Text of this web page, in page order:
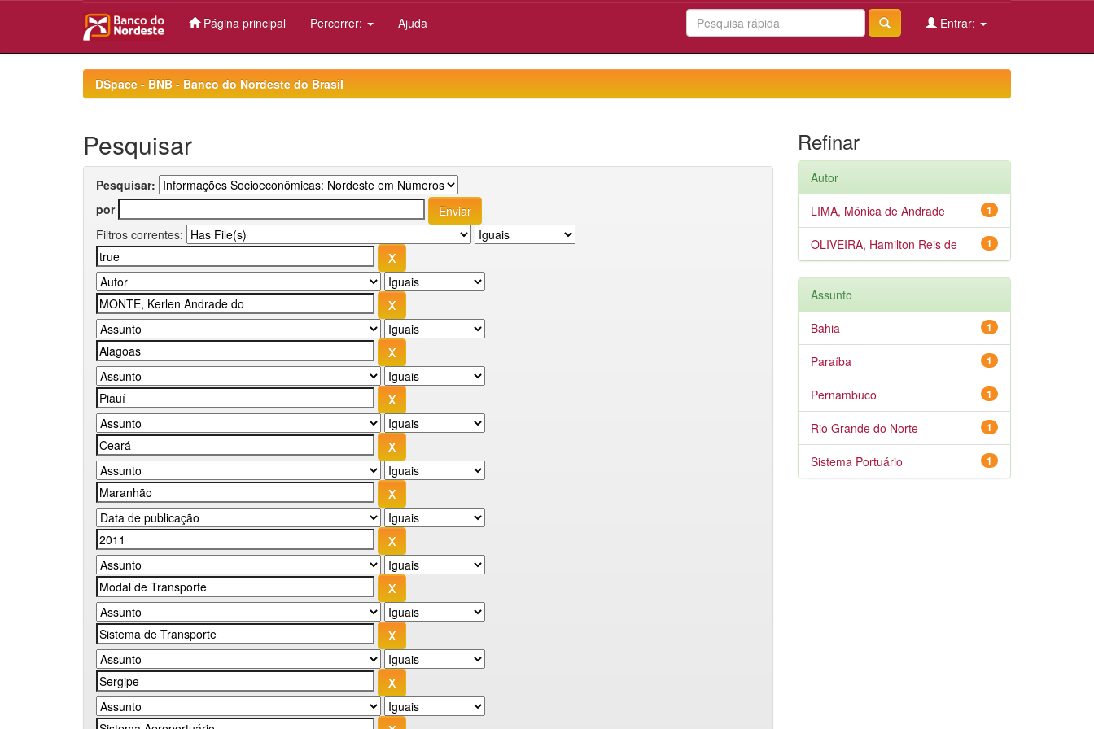
Página principal Percorrer: Ajuda Entrar:
DSpace - BNB - Banco do Nordeste do Brasil
Pesquisar
Pesquisar:
por
Filtros correntes:
Refinar
Autor
1
LIMA, Mônica de Andrade
1
OLIVEIRA, Hamilton Reis de
Assunto
1
Bahia
1
Paraíba
1
Pernambuco
1
Rio Grande do Norte
1
Sistema Portuário